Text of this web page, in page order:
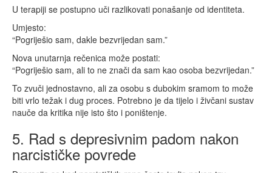
U terapiji se postupno uči razlikovati ponašanje od identiteta.
Umjesto:
“Pogriješio sam, dakle bezvrijedan sam.”
Nova unutarnja rečenica može postati:
“Pogriješio sam, ali to ne znači da sam kao osoba bezvrijedan.”
To zvuči jednostavno, ali za osobu s dubokim sramom to može
biti vrlo težak i dug proces. Potrebno je da tijelo i živčani sustav
nauče da kritika nije isto što i poništenje.
5. Rad s depresivnim padom nakon
narcističke povrede